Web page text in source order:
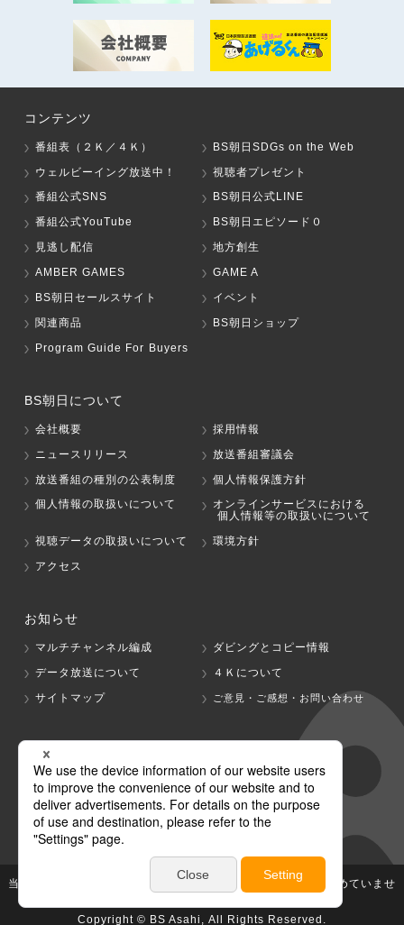
コンテンツ
番組表（２Ｋ／４Ｋ）
BS朝日SDGs on the Web
ウェルビーイング放送中！
視聴者プレゼント
番組公式SNS
BS朝日公式LINE
番組公式YouTube
BS朝日エピソード０
見逃し配信
地方創生
AMBER GAMES
GAME A
BS朝日セールスサイト
イベント
関連商品
BS朝日ショップ
Program Guide For Buyers
BS朝日について
会社概要
採用情報
ニュースリリース
放送番組審議会
放送番組の種別の公表制度
個人情報保護方針
個人情報の取扱いについて
オンラインサービスにおける
個人情報等の取扱いについて
視聴データの取扱いについて
環境方針
アクセス
お知らせ
マルチチャンネル編成
ダビングとコピー情報
データ放送について
４Ｋについて
サイトマップ
ご意見・ご感想・お問い合わせ
グループ会社
テレビ朝日 テレ朝チャンネル
当社が著作権、著作隣接権を有する放送番組等の無断利用は認めていませ
ん。
Copyright © BS Asahi, All Rights Reserved.